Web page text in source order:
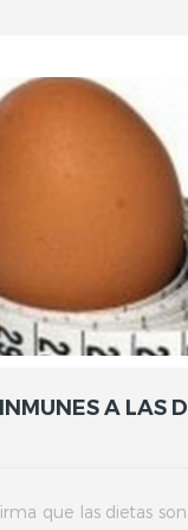
A LAS
que las dietas